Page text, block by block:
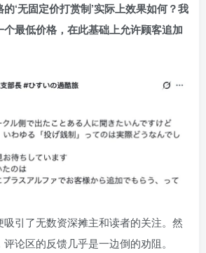
‘无固定价打赏制’实际上效果如何？我
个最低价格，在此基础上允许顾客追加
引了无数资深摊主和读者的关注。然
论区的反馈几乎是一边倒的劝阻。